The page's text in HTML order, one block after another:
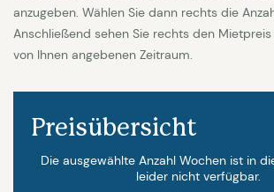
anzugeben. Wählen Sie dann rechts die
Anschließend sehen Sie rechts den
von Ihnen angebenen Zeitraum.
Preisübersicht
Die ausgewählte Anzahl Wochen ist in
leider nicht verfügbar.